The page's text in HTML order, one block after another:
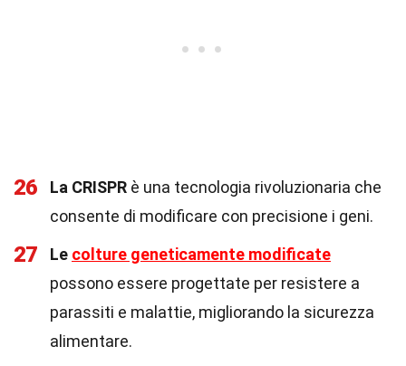
26 La CRISPR è una tecnologia rivoluzionaria che
consente di modificare con precisione i geni.
27 Le colture geneticamente modificate
possono essere progettate per resistere a
parassiti e malattie, migliorando la sicurezza
alimentare.